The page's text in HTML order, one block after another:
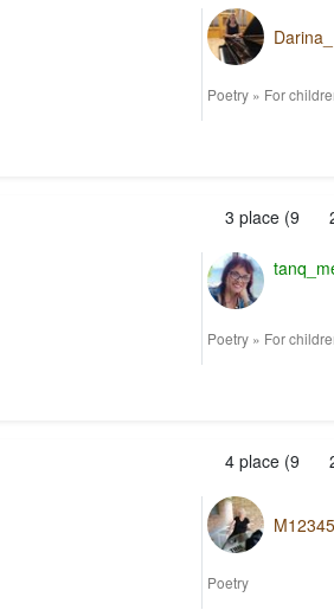
Poetry» For
3 place (9
Poetry» For
4place (9
Poetry